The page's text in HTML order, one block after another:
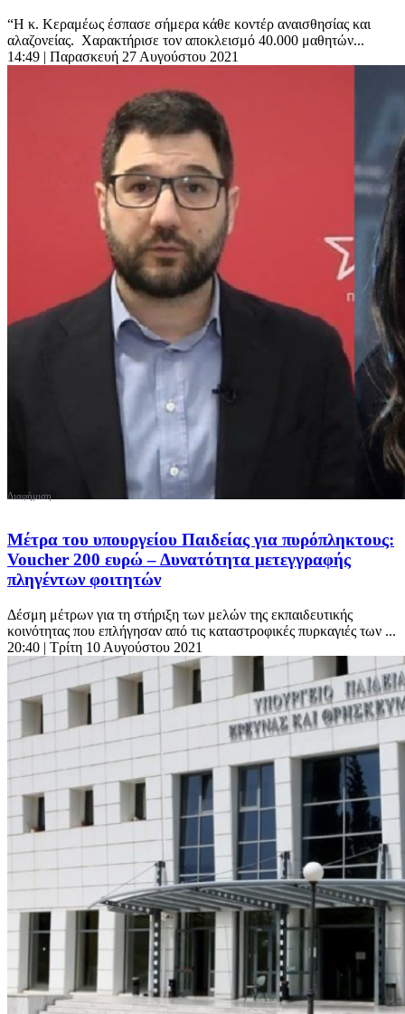
“Η κ. Κεραμέως έσπασε σήμερα κάθε κοντέρ αναισθησίας και
αλαζονείας. Χαρακτήρισε τον αποκλεισμό 40.000 μαθητών...
14:49 | Παρασκευή 27 Αυγούστου 2021
Μέτρα του υπουργείου Παιδείας για πυρόπληκτους:
Voucher 200 ευρώ – Δυνατότητα μετεγγραφής
πληγέντων φοιτητών
Δέσμη μέτρων για τη στήριξη των μελών της εκπαιδευτικής
κοινότητας που επλήγησαν από τις καταστροφικές πυρκαγιές των ...
20:40 | Τρίτη 10 Αυγούστου 2021